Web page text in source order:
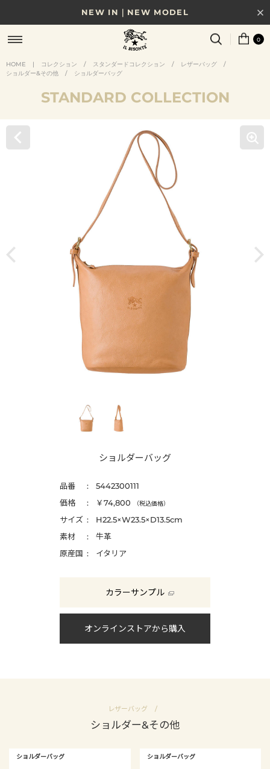
NEW IN｜NEW MODEL
8/17(月)10時まで｜税込11,000円以上で送料無料
贈る相手やシーンから選べる、新しいギフトガイド
0
HOME | コレクション / スタンダードコレクション / レザーバッグ
/
ショルダー&その他
/ ショルダーバッグ
STANDARD COLLECTION
ショルダーバッグ
品番
5442300111
価格
￥74,800 （税込価格）
サイズ
H22.5×W23.5×D13.5cm
素材
牛革
原産国
イタリア
カラーサンプル
オンラインストアから購入
レザーバッグ
ショルダー&その他
ショルダーバッグ ショルダーバッグ